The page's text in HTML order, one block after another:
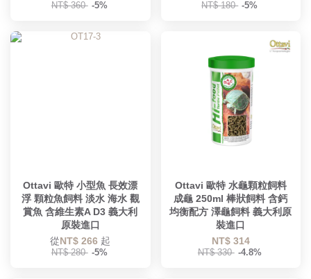
NT$ 360 -5% NT$ 180 -5%
Ottavi 歐特 小型魚 長效漂
浮 顆粒魚飼料 淡水 海水 觀
賞魚 含維生素A D3 義大利
原裝進口
從NT$ 266 起
NT$ 280 -5%
Ottavi 歐特 水龜顆粒飼料
成龜 250ml 棒狀飼料 含鈣
均衡配方 澤龜飼料 義大利原
裝進口
NT$ 314
NT$ 330 -4.8%